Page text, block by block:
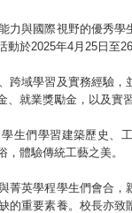
力與國際視野的優秀
動於2025年4月25日至
跨域學習及實務經驗
、就業獎勵金，以及
生們學習建築歷史、
體驗傳統工藝之美。
菁英學程學生們會合
的重要素養。校長亦